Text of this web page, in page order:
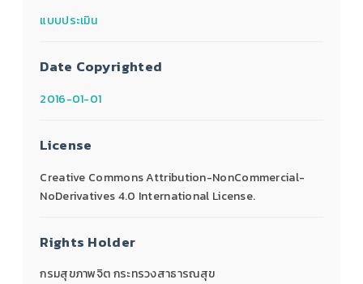
แบบประเมิน
Date Copyrighted
2016-01-01
License
Creative Commons Attribution-NonCommercial-
NoDerivatives 4.0 International License.
Rights Holder
กรมสุขภาพจิต กระทรวงสาธารณสุข